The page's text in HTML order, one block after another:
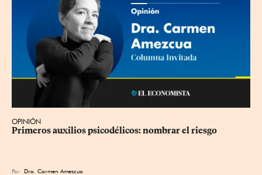
OPINIÓN
Primeros auxilios psicodélicos: nombrar el riesgo
Por Dra. Carmen Amezcua